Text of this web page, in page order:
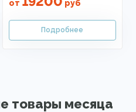
от руб
товары месяца